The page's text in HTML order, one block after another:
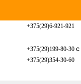
+375(29)6-921-921
+375(29)199-80-30
+375(29)354-30-60